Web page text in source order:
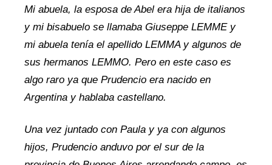
Mi abuela, la esposa de Abel era hija de italianos
y mi bisabuelo se llamaba Giuseppe LEMME y
mi abuela tenía el apellido LEMMA y algunos de
sus hermanos LEMMO. Pero en este caso es
algo raro ya que Prudencio era nacido en
Argentina y hablaba castellano.
Una vez juntado con Paula y ya con algunos
hijos, Prudencio anduvo por el sur de la